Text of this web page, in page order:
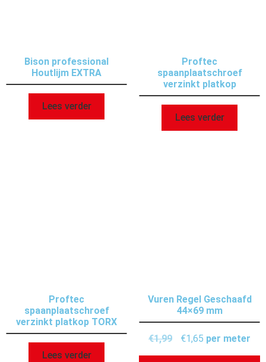
Bison professional
Houtlijm EXTRA
Lees verder
Proftec
spaanplaatschroef
verzinkt platkop
Lees verder
Proftec
spaanplaatschroef
verzinkt platkop TORX
Lees verder
Vuren Regel Geschaafd
44×69 mm
€1,99 €1,65 per meter